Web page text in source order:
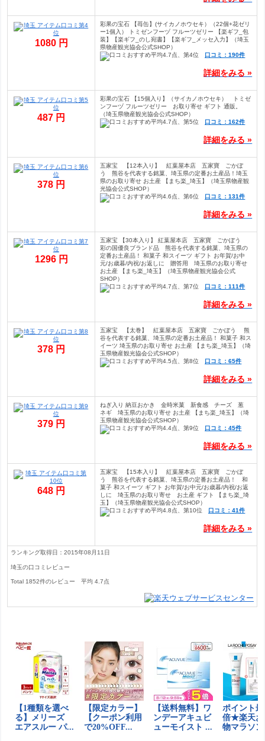
1080 円
彩果の宝石 【苺缶】(サイカノホウセキ）（22個+花ゼリ
ー1個入） トミゼンフーヅ フルーツゼリー 【楽ギフ_包
装】【楽ギフ_のし宛書】【楽ギフ_メッセ入力】（埼玉
県物産観光協会公式SHOP）
口コミ：190件
詳細をみる »
487 円
彩果の宝石 【15個入り】（サイカノホウセキ） トミゼ
ンフーヅ フルーツゼリー お取り寄せ ギフト 通販。
（埼玉県物産観光協会公式SHOP）
口コミ：162件
詳細をみる »
378 円
五家宝 【12本入り】 紅葉屋本店 五家寶 ごかぼ
う 熊谷を代表する銘菓、埼玉県の定番お土産品！埼玉
県のお取り寄せ お土産 【まち楽_埼玉】（埼玉県物産観
光協会公式SHOP）
口コミ：131件
詳細をみる »
1296 円
五家宝 【30本入り】 紅葉屋本店 五家寶 ごかぼう
彩の国優良ブランド品 熊谷を代表する銘菓、埼玉県の
定番お土産品！ 和菓子 和スイーツ ギフト お年賀/お中
元/お歳暮/内祝/お返しに 贈答用 埼玉県のお取り寄せ
お土産 【まち楽_埼玉】（埼玉県物産観光協会公式
SHOP）
口コミ：111件
詳細をみる »
378 円
五家宝 【太巻】 紅葉屋本店 五家寶 ごかぼう 熊
谷を代表する銘菓、埼玉県の定番お土産品！ 和菓子 和ス
イーツ 埼玉県のお取り寄せ お土産 【まち楽_埼玉】（埼
玉県物産観光協会公式SHOP）
口コミ：65件
詳細をみる »
379 円
ねぎ入り 納豆おかき 金時米菓 新食感 チーズ 葱
ネギ 埼玉県のお取り寄せ お土産 【まち楽_埼玉】（埼
玉県物産観光協会公式SHOP）
口コミ：45件
詳細をみる »
648 円
五家宝 【15本入り】 紅葉屋本店 五家寶 ごかぼ
う 熊谷を代表する銘菓、埼玉県の定番お土産品！ 和
菓子 和スイーツ ギフト お年賀/お中元/お歳暮/内祝/お返
しに 埼玉県のお取り寄せ お土産 ギフト 【まち楽_埼
玉】（埼玉県物産観光協会公式SHOP）
口コミ：41件
詳細をみる »
ランキング取得日：2015年08月11日
埼玉の口コミレビュー
Total 1852件のレビュー平均4.7点